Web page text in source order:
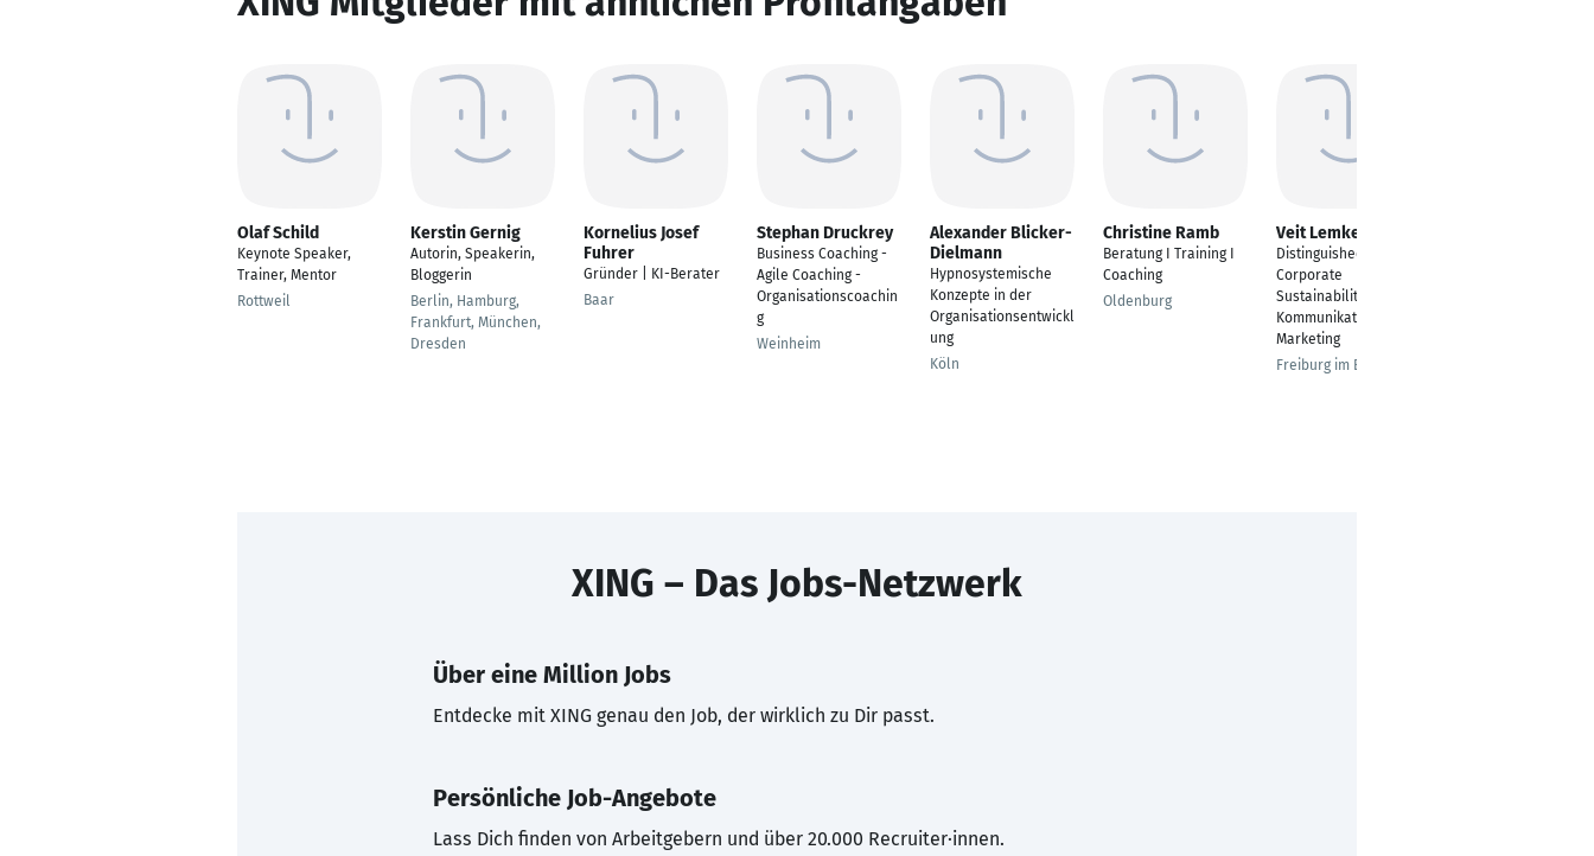
Olaf Schild
Keynote Speaker,
Trainer, Mentor
Rottweil
Kerstin Gernig
Autorin, Speakerin,
Bloggerin
Berlin, Hamburg,
Frankfurt, München,
Dresden
Kornelius Josef
Fuhrer
Gründer | KI-Berater
Baar
Stephan Druckrey
Business Coaching -
Agile Coaching -
Organisationscoachin
g
Weinheim
Alexander Blicker-
Dielmann
Hypnosystemische
Konzepte in der
Organisationsentwickl
ung
Köln
Christine Ramb
Beratung I Training I
Coaching
Oldenburg
Veit Lemke
Distinguished Expert -
Corporate
Sustainability,
Kommunikation &
Marketing
Freiburg im Breisgau
XING – Das Jobs-Netzwerk
Über eine Million Jobs
Entdecke mit XING genau den Job, der wirklich zu Dir passt.
Persönliche Job-Angebote
Lass Dich finden von Arbeitgebern und über 20.000 Recruiter·innen.